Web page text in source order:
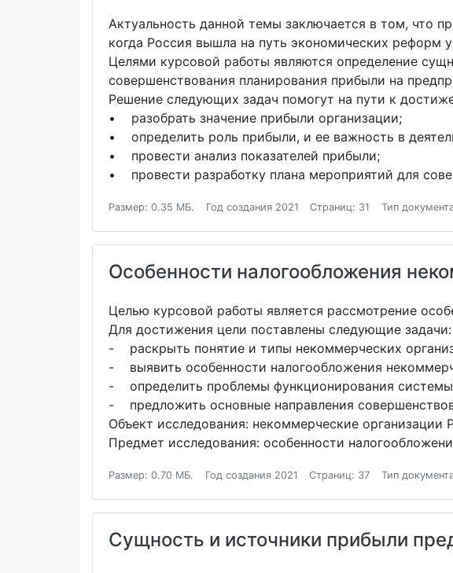
Актуальность данной темы заключается в том, что
когда Россия вышла на путь экономических реформ
Целями курсовой работы являются определение
совершенствования планирования прибыли на
Решение следующих задач помогут на пути к
• разобрать значение прибыли организации;
• определить роль прибыли, и ее важность в
• провести анализ показателей прибыли;
• провести разработку плана мероприятий для
Размер: 0.35 МБ. Год создания 2021 Страниц: 31 Тип
Особенности налогообложения
Целью курсовой работы является рассмотрение
Для достижения цели поставлены следующие задачи:
- раскрыть понятие и типы некоммерческих
- выявить особенности налогообложения
- определить проблемы функционирования
- предложить основные направления
Объект исследования: некоммерческие организации
Предмет исследования: особенности
Размер: 0.70 МБ. Год создания 2021 Страниц: 37 Тип
Сущность и источники прибыли